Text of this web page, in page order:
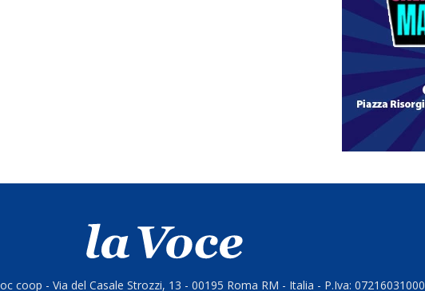
coop - Via del Casale Strozzi, 13 - 00195 Roma RM - Italia - P.Iva: 07216031000